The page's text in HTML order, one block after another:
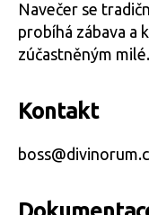
Navečer se
probíhá zábava a
zúčastněným
Kontakt